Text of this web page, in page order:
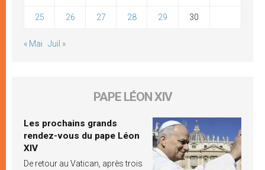
25 26 27 28 29 30
« Mai Juil »
PAPE LÉON XIV
Les prochains grands
rendez-vous du pape Léon
XIV
De retour au Vatican, après trois